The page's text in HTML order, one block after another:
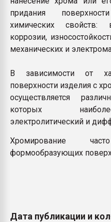
придания
химических свойств:
коррозии,
механических и
В зависимости от
поверхности изделия с
осуществляется
которых
электролитический и
Хромирование
формообразующих
Дата публикации и